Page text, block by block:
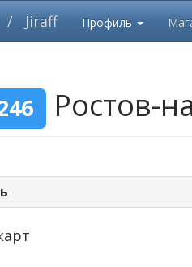
/ Jiraff Профиль
Ростов-